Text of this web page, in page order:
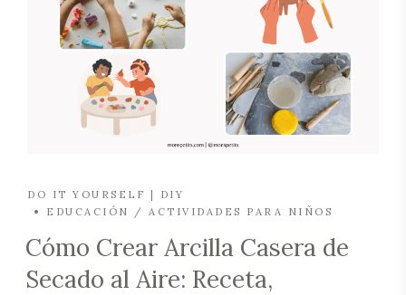
DO IT YOURSELF | DIY
EDUCACIÓN / ACTIVIDADES PARA NIÑOS
Cómo Crear Arcilla Casera de
Secado al Aire: Receta,